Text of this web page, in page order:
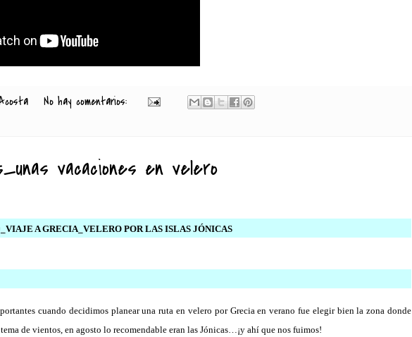
No hay comentarios:
vacaciones en velero
A GRECIA_VELERO POR LAS ISLAS JÓNICAS
cuando decidimos planear una ruta en velero por Grecia en verano fue elegir bien la zona donde
de vientos, en agosto lo recomendable eran las Jónicas…¡y ahí que nos fuimos!